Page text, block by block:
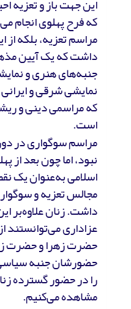
این جهت باز و تعزیه
که فرح پهلوی انجام
مراسم تعزیه، بلکه
داشت که یک آیین
جنبه‌های هنری و
نمایشی شرقی و
که مراسمی دینی و
است.
مراسم سوگواری در
نبود، اما چون بعد از
اسلامی به‌عنوان یک
مجالس تعزیه و
داشت. زنان علاوه‌بر
عزاداری می‌توانستند
حضرت زهرا و حضرت
حضورشان جنبه
را در حضور گسترده
مشاهده می‌کنیم.